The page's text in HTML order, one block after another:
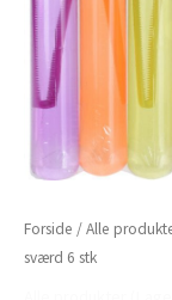
Forside /Alle
sværd 6 stk